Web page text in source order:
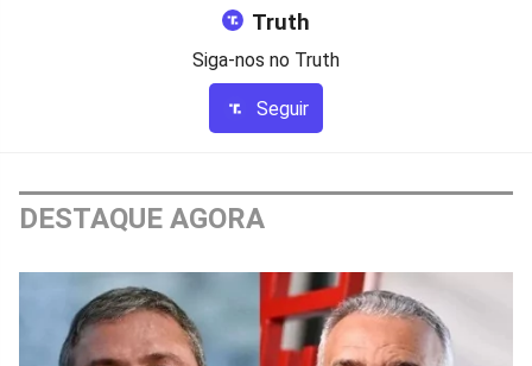
Truth
Siga-nos no Truth
Seguir
DESTAQUE AGORA